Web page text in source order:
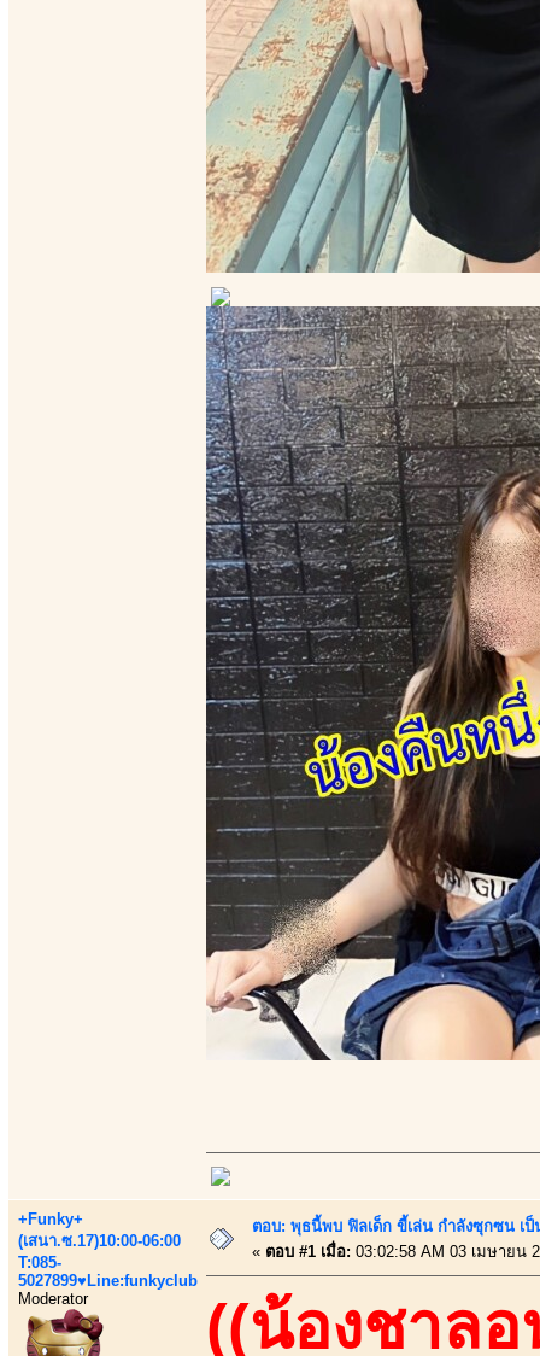
+Funky+
(เสนา.ซ.17)10:00-06:00
T:085-
5027899♥Line:funkyclub
Moderator
ตอบ: พุธนี้พบ ฟิลเด็ก ขี้เล่น กำลังซุกซน เ
« ตอบ #1 เมื่อ: 03:02:58 AM 03 เมษายน
((น้องชาลอ